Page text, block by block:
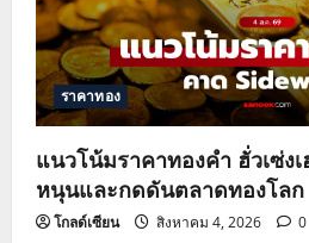
ราคาทอง
แนวโน้มราคาทองคำ ฮั่วเซ่ง
หนุนและกดดันตลาดทองโลก
โกลด์เซียน สิงหาคม 4, 2026 0